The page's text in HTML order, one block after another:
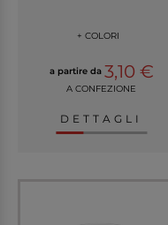
+ COLORI
a partire da 3,10 €
A CONFEZIONE
DETTAGLI